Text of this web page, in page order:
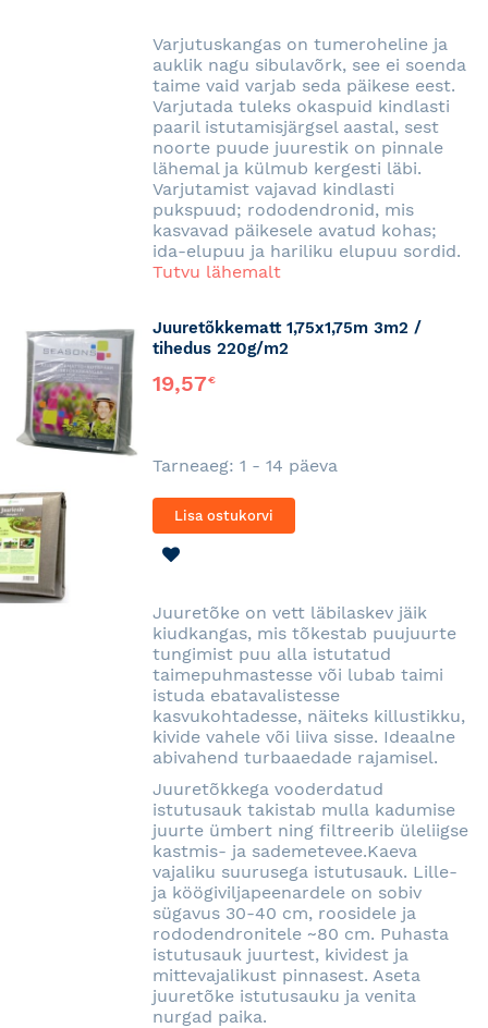
Varjutuskangas on tumeroheline ja
auklik nagu sibulavõrk, see ei soenda
taime vaid varjab seda päikese eest.
Varjutada tuleks okaspuid kindlasti
paaril istutamisjärgsel aastal, sest
noorte puude juurestik on pinnale
lähemal ja külmub kergesti läbi.
Varjutamist vajavad kindlasti
pukspuud; rododendronid, mis
kasvavad päikesele avatud kohas;
ida-elupuu ja hariliku elupuu sordid.
Tutvu lähemalt
Juuretõkkematt 1,75x1,75m 3m2 /
tihedus 220g/m2
19,57€
Tarneaeg: 1 - 14 päeva
Lisa ostukorvi
Juuretõke on vett läbilaskev jäik
kiudkangas, mis tõkestab puujuurte
tungimist puu alla istutatud
taimepuhmastesse või lubab taimi
istuda ebatavalistesse
kasvukohtadesse, näiteks killustikku,
kivide vahele või liiva sisse. Ideaalne
abivahend turbaaedade rajamisel.
Juuretõkkega vooderdatud
istutusauk takistab mulla kadumise
juurte ümbert ning filtreerib üleliigse
kastmis- ja sademetevee.Kaeva
vajaliku suurusega istutusauk. Lille-
ja köögiviljapeenardele on sobiv
sügavus 30-40 cm, roosidele ja
rododendronitele ~80 cm. Puhasta
istutusauk juurtest, kividest ja
mittevajalikust pinnasest. Aseta
juuretõke istutusauku ja venita
nurgad paika.